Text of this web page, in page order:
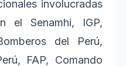
involucradas
el Senamhi, IGP,
del Perú,
FAP, Comando